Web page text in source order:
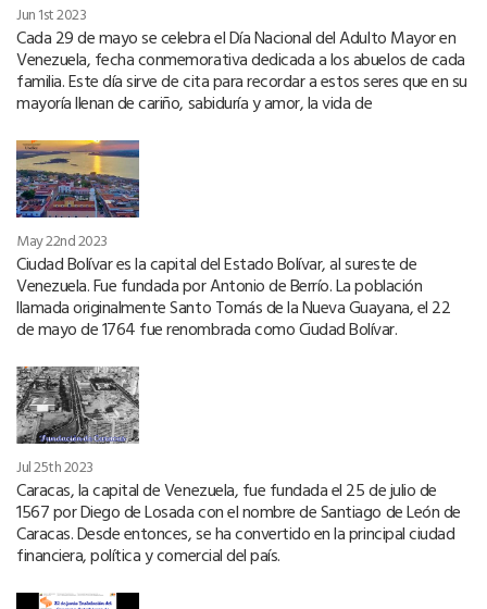
Jun 1st 2023
Cada 29 de mayo se celebra el Día Nacional del Adulto Mayor en
Venezuela, fecha conmemorativa dedicada a los abuelos de cada
familia. Este día sirve de cita para recordar a estos seres que en su
mayoría llenan de cariño, sabiduría y amor, la vida de
May 22nd 2023
Ciudad Bolívar es la capital del Estado Bolívar, al sureste de
Venezuela. Fue fundada por Antonio de Berrío. La población
llamada originalmente Santo Tomás de la Nueva Guayana, el 22
de mayo de 1764 fue renombrada como Ciudad Bolívar.
Jul 25th 2023
Caracas, la capital de Venezuela, fue fundada el 25 de julio de
1567 por Diego de Losada con el nombre de Santiago de León de
Caracas. Desde entonces, se ha convertido en la principal ciudad
financiera, política y comercial del país.